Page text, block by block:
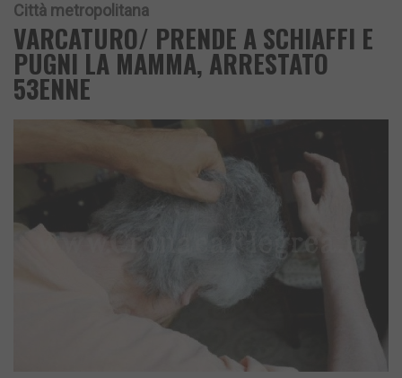
Città metropolitana
VARCATURO/ PRENDE A SCHIAFFI E
PUGNI LA MAMMA, ARRESTATO
53ENNE